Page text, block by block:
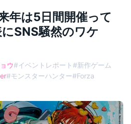
年は5日間開催って
SNS騒然のワケ
ウ#イベントレポート#新作ゲーム
#モンスターハンター#Forza